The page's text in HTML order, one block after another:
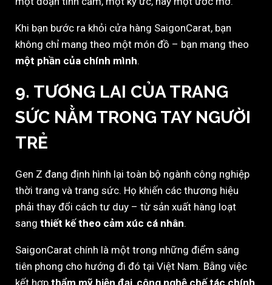
Khi bạn bước ra khỏi cửa hàng SaigonCarat, bạn
không chỉ mang theo một món đồ – bạn mang theo
một phần của chính mình.
9. TƯƠNG LAI CỦA TRANG
SỨC NẰM TRONG TAY NGƯỜI
TRẺ
Gen Z đang định hình lại toàn bộ ngành công nghiệp
thời trang và trang sức. Họ khiến các thương hiệu
phải thay đổi cách tư duy – từ sản xuất hàng loạt
sang thiết kế theo cảm xúc cá nhân.
SaigonCarat chính là một trong những điểm sáng
tiên phong cho hướng đi đó tại Việt Nam. Bằng việc
kết hợp thẩm mỹ hiện đại, công nghệ chế tác chính